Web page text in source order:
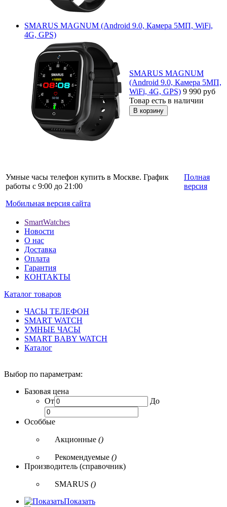
SMARUS MAGNUM (Android 9.0, Камера 5МП, WiFi,
4G, GPS)
SMARUS MAGNUM
(Android 9.0, Камера 5МП,
WiFi, 4G, GPS) 9 990 руб
Товар есть в наличии
Умные часы телефон купить в Москве. График
работы с 9:00 до 21:00
Мобильная версия сайта
Полная
версия
SmartWatches
Новости
О нас
Доставка
Оплата
Гарантия
КОНТАКТЫ
Каталог товаров
ЧАСЫ ТЕЛЕФОН
SMART WATCH
УМНЫЕ ЧАСЫ
SMART BABY WATCH
Каталог
Выбор по параметрам:
Базовая цена
От
До
Особбые
Акционные ()
Рекомендуемые ()
Производитель (справочник)
SMARUS ()
Показать